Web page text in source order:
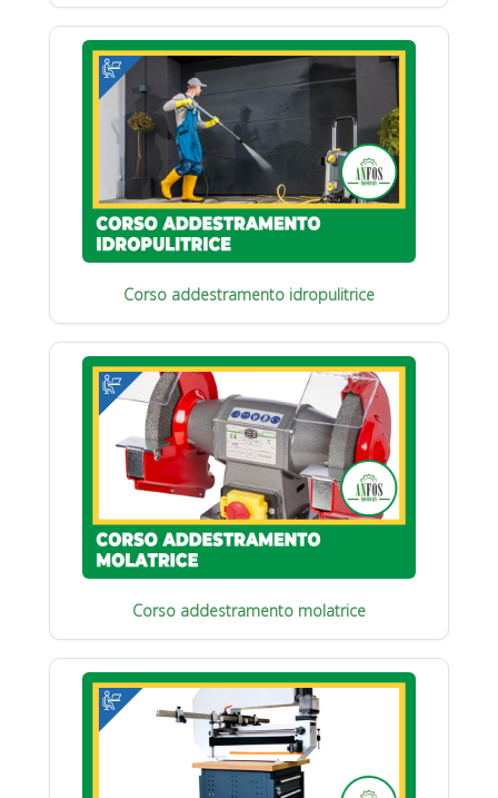
Corso addestramento idropulitrice
Corso addestramento molatrice